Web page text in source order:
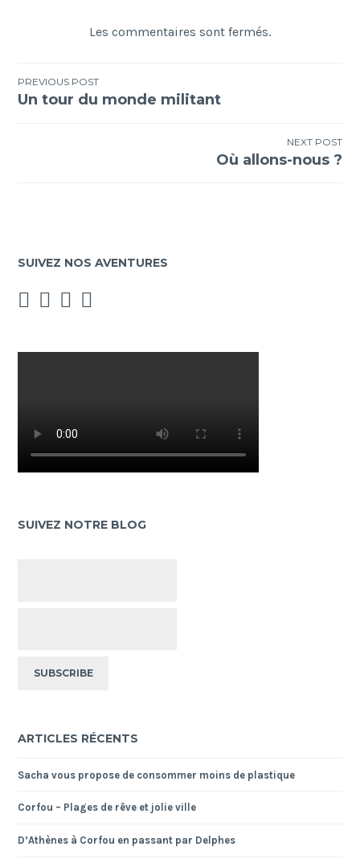
Les commentaires sont fermés.
Navigation
PREVIOUS POST
Un tour du monde militant
NEXT POST
Où allons-nous ?
SUIVEZ NOS AVENTURES
SUIVEZ NOTRE BLOG
ARTICLES RÉCENTS
Sacha vous propose de consommer moins de plastique
Corfou – Plages de rêve et jolie ville
D’Athènes à Corfou en passant par Delphes